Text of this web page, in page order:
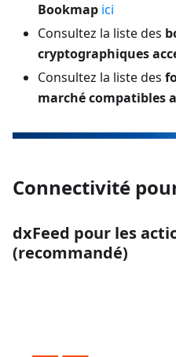
Bookmap ici
Consultez la liste des
cryptographiques
Consultez la liste des
marché compatibles
Connectivité
dxFeed pour les
(recommandé)